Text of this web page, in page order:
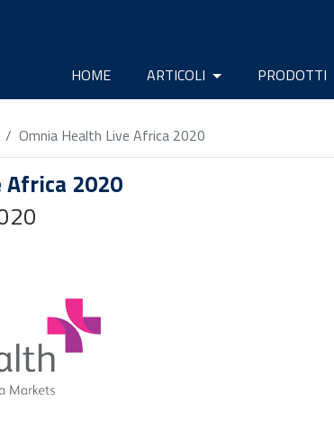
HOME ARTICOLI PRODOTTI
Omnia Health Live Africa 2020
Africa 2020